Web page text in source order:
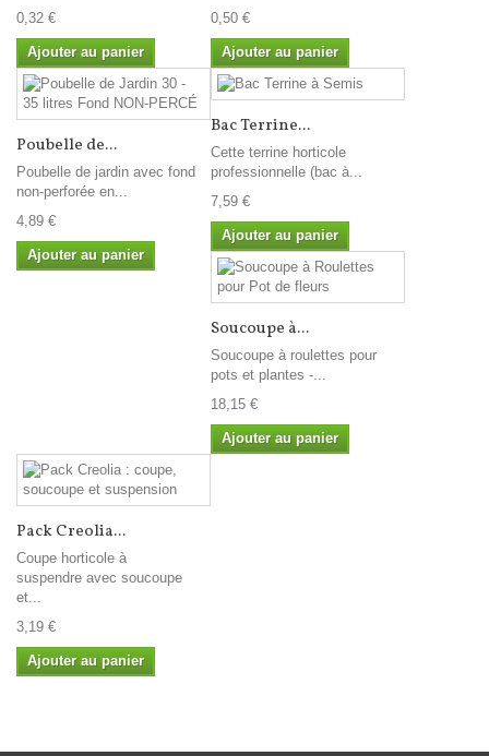
0,32 €
Ajouter au panier
0,50 €
Ajouter au panier
Poubelle de...
Poubelle de jardin avec fond
non-perforée en...
4,89 €
Ajouter au panier
Bac Terrine...
Cette terrine horticole
professionnelle (bac à...
7,59 €
Ajouter au panier
Soucoupe à...
Soucoupe à roulettes pour
pots et plantes -...
18,15 €
Ajouter au panier
Pack Creolia...
Coupe horticole à
suspendre avec soucoupe
et...
3,19 €
Ajouter au panier